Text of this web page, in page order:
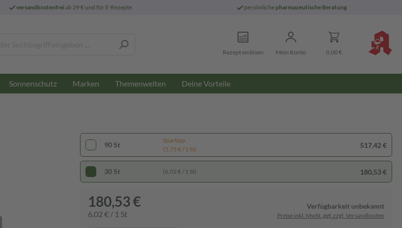
versandkostenfreiab 29 € und für E-Rezepte persönliche pharmazeutische Beratung
Rezept einlösen Mein Konto 0,00 €
Sonnenschutz Marken Themenwelten Deine Vorteile
90 St
Spartipp
(5,75 € / 1 St)
517,42 €
30 St (6,02 € / 1 St) 180,53 €
180,53 €
6,02 € / 1 St
Verfügbarkeit unbekannt
Preise inkl. MwSt. ggf. zzgl. Versandkosten